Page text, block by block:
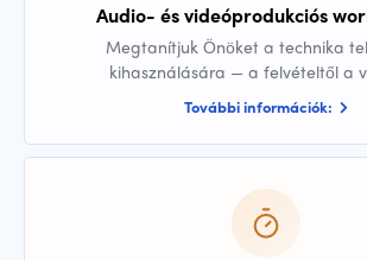
Audio- és videóprodukciós
Megtanítjuk Önöket a technika
kihasználására — a felvételtől a
További információk: